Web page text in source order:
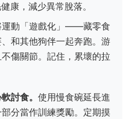
康，減少異常脫落。
運動「遊戲化」——藏零食
和其他狗伴一起奔跑。游
傷關節。記住，累壞的拉
討食。 使用慢食碗延長進
分當作訓練獎勵。定期摸